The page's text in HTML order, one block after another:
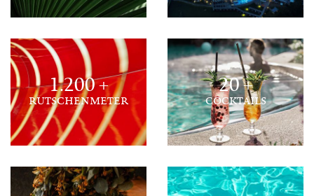
1.200 +
RUTSCHENMETER
20 +
COCKTAILS